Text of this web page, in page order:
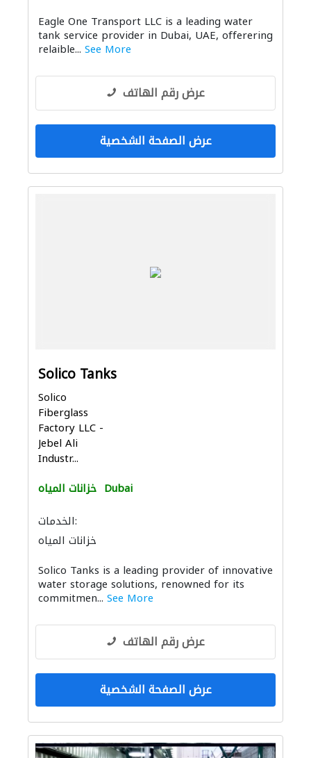
Eagle One Transport LLC is a leading water
tank service provider in Dubai, UAE, offerering
relaible... See More
عرض رقم الهاتف
عرض الصفحة الشخصية
Solico Tanks
Solico
Fiberglass
Factory LLC -
Jebel Ali
Industr...
خزانات المياه Dubai
الخدمات:
خزانات المياه
Solico Tanks is a leading provider of innovative
water storage solutions, renowned for its
commitmen... See More
عرض رقم الهاتف
عرض الصفحة الشخصية